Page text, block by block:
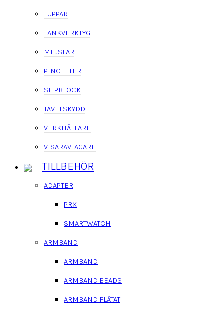
LUPPAR
LÄNKVERKTYG
MEJSLAR
PINCETTER
SLIPBLOCK
TAVELSKYDD
VERKHÅLLARE
VISARAVTAGARE
TILLBEHÖR
ADAPTER
PRX
SMARTWATCH
ARMBAND
ARMBAND
ARMBAND BEADS
ARMBAND FLÄTAT